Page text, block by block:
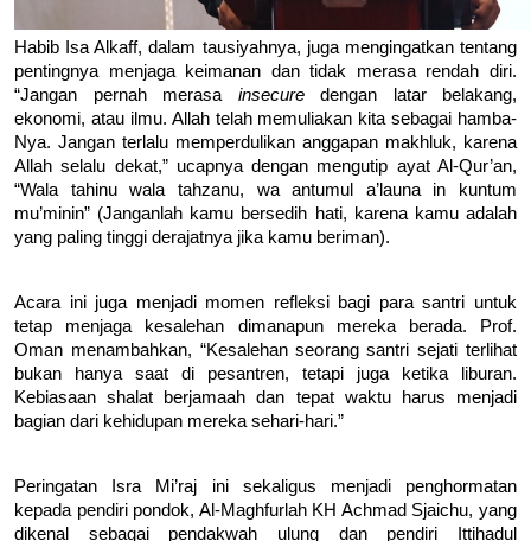
Habib Isa Alkaff, dalam tausiyahnya, juga mengingatkan tentang
pentingnya menjaga keimanan dan tidak merasa rendah diri.
“Jangan pernah merasa insecure dengan latar belakang,
ekonomi, atau ilmu. Allah telah memuliakan kita sebagai hamba-
Nya. Jangan terlalu memperdulikan anggapan makhluk, karena
Allah selalu dekat,” ucapnya dengan mengutip ayat Al-Qur’an,
“Wala tahinu wala tahzanu, wa antumul a’launa in kuntum
mu’minin” (Janganlah kamu bersedih hati, karena kamu adalah
yang paling tinggi derajatnya jika kamu beriman).
Acara ini juga menjadi momen refleksi bagi para santri untuk
tetap menjaga kesalehan dimanapun mereka berada. Prof.
Oman menambahkan, “Kesalehan seorang santri sejati terlihat
bukan hanya saat di pesantren, tetapi juga ketika liburan.
Kebiasaan shalat berjamaah dan tepat waktu harus menjadi
bagian dari kehidupan mereka sehari-hari.”
Peringatan Isra Mi’raj ini sekaligus menjadi penghormatan
kepada pendiri pondok, Al-Maghfurlah KH Achmad Sjaichu, yang
dikenal sebagai pendakwah ulung dan pendiri Ittihadul